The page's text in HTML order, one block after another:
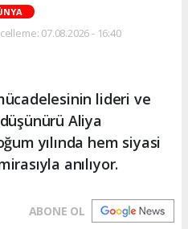
07.08.2026 - 16:40
mücadelesinin lideri ve
Aliya
yılında hem siyasi
anılıyor.
ABONE OL